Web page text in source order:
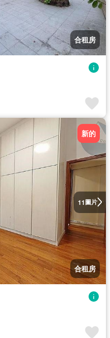
合租房
11圖片
新的
合租房